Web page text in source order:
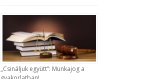
„Csináljuk együtt”: Munkajog a